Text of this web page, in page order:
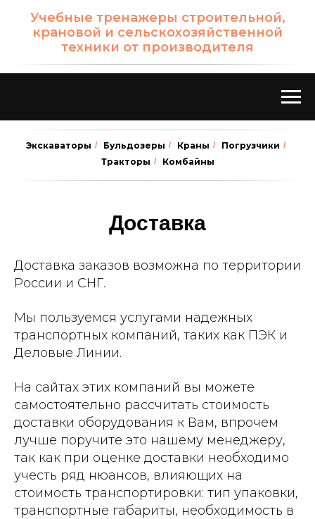
Учебные тренажеры строительной,
крановой и сельскохозяйственной
техники от производителя
Экскаваторы / Бульдозеры / Краны / Погрузчики /
Тракторы / Комбайны
Доставка
Доставка заказов возможна по территории
России и СНГ.
Мы пользуемся услугами надежных
транспортных компаний, таких как ПЭК и
Деловые Линии.
На сайтах этих компаний вы можете
самостоятельно рассчитать стоимость
доставки оборудования к Вам, впрочем
лучше поручите это нашему менеджеру,
так как при оценке доставки необходимо
учесть ряд нюансов, влияющих на
стоимость транспортировки: тип упаковки,
транспортные габариты, необходимость в